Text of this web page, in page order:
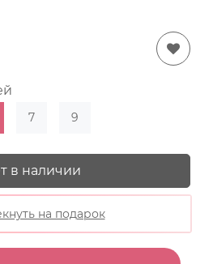
7 9
в наличии
на подарок